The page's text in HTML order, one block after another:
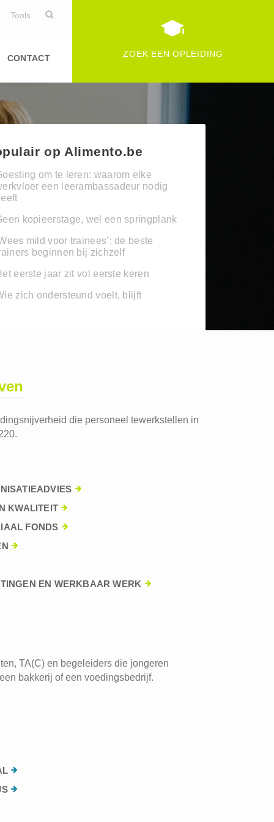
Tools
CONTACT ZOEK EEN OPLEIDING
op Alimento.be
om te leren: waarom elke
een leerambassadeur nodig
kopieerstage, wel een springplank
mild voor trainees’: de beste
beginnen bij zichzelf
eerste jaar zit vol eerste keren
zich ondersteund voelt, blijft
die personeel tewerkstellen in
KWALITEIT
FONDS
EN WERKBAAR WERK
TA(C) en begeleiders die jongeren
bakkerij of een voedingsbedrijf.